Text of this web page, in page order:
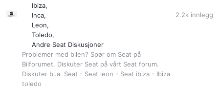
Ibiza
Inca
Leon
Toledo
Andre Seat Diskusjoner
Problemer med bilen? Spør om Seat på
Bilforumet. Diskuter Seat på vårt Seat forum.
Diskuter bl.a. Seat - Seat leon - Seat ibiza - Ibiza
toledo
2.2k innlegg